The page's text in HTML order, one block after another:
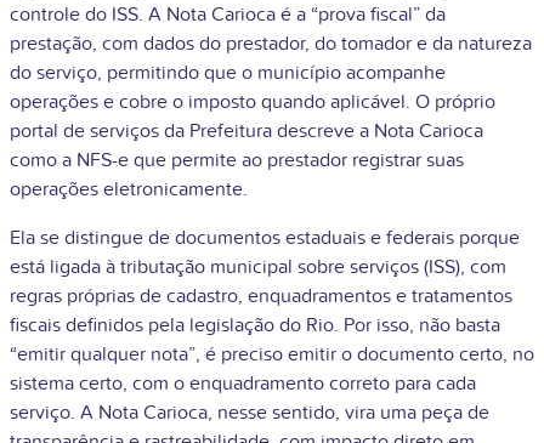
controle do ISS. A Nota Carioca é a “prova fiscal” da
prestação, com dados do prestador, do tomador e da natureza
do serviço, permitindo que o município acompanhe
operações e cobre o imposto quando aplicável. O próprio
portal de serviços da Prefeitura descreve a Nota Carioca
como a NFS-e que permite ao prestador registrar suas
operações eletronicamente.
Ela se distingue de documentos estaduais e federais porque
está ligada à tributação municipal sobre serviços (ISS), com
regras próprias de cadastro, enquadramentos e tratamentos
fiscais definidos pela legislação do Rio. Por isso, não basta
“emitir qualquer nota”, é preciso emitir o documento certo, no
sistema certo, com o enquadramento correto para cada
serviço. A Nota Carioca, nesse sentido, vira uma peça de